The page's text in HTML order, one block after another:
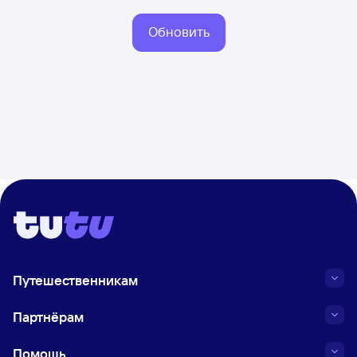
Обновить
Путешественникам
Партнёрам
Помощь